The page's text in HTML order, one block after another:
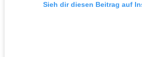
Sieh dir diesen Beitrag auf